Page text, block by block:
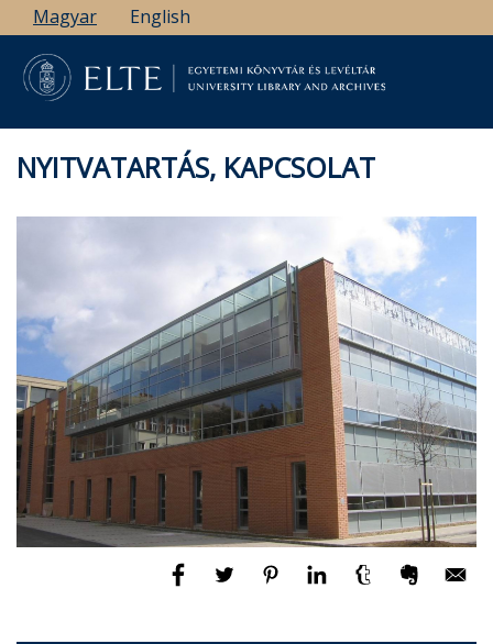
Ugrás
a
tartalomra
Magyar English
NYITVATARTÁS, KAPCSOLAT